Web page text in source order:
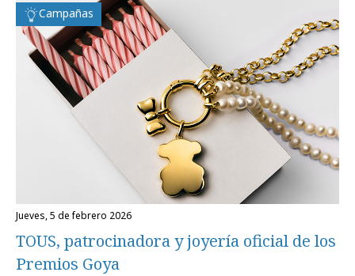
Campañas
jueves, 5 de febrero 2026
TOUS, patrocinadora y joyería oficial de los
Premios Goya